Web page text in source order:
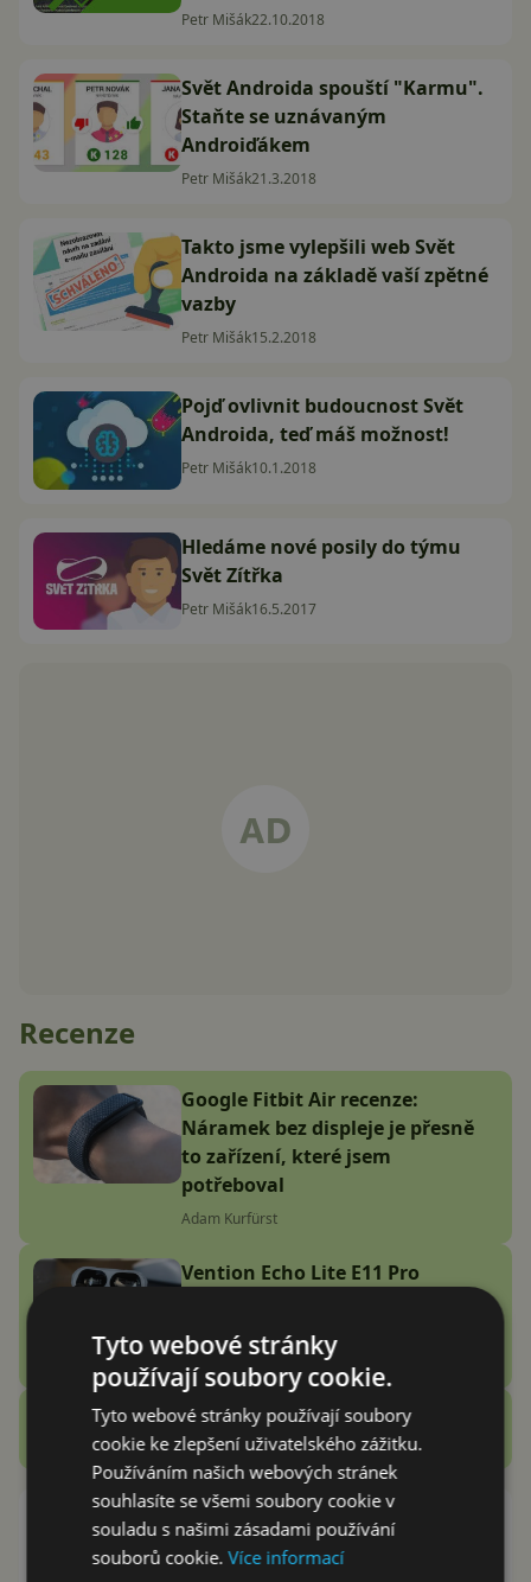
Petr Mišák22.10.2018
Svět Androida spouští "Karmu".
Staňte se uznávaným
Androiďákem
Petr Mišák21.3.2018
Takto jsme vylepšili web Svět
Androida na základě vaší zpětné
vazby
Petr Mišák15.2.2018
Pojď ovlivnit budoucnost Svět
Androida, teď máš možnost!
Petr Mišák10.1.2018
Hledáme nové posily do týmu
Svět Zítřka
Petr Mišák16.5.2017
Recenze
Google Fitbit Air recenze:
Náramek bez displeje je přesně
to zařízení, které jsem
potřeboval
Adam Kurfürst
Vention Echo Lite E11 Pro
stovky zlatý grál nebo podfuk?
Vašek Švec
Zobrazit další
Recenze
Proč (ne)vypnout aplikaci Svět
Androida?
Tyto webové stránky
používají soubory cookie.
Tyto webové stránky používají soubory
cookie ke zlepšení uživatelského zážitku.
Používáním našich webových stránek
souhlasíte se všemi soubory cookie v
souladu s našimi zásadami používání
souborů cookie.Více informací